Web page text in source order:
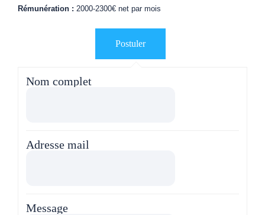
Rémunération : 2000-2300€ net par mois
Nom complet
Adresse mail
Message